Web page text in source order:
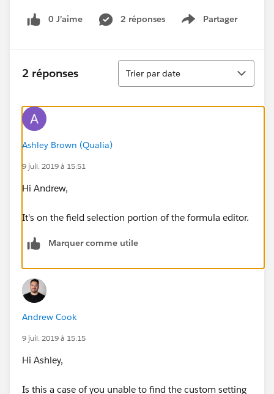
0 J’aime 2 réponses Partager
Show menu
2 réponses
Tri
Trier par date
Ashley Brown (Qualia)
9 juil. 2019 à 15:51
Hi Andrew,
It's on the field selection portion of the formula editor.
Marquer comme utile
Andrew Cook
9 juil. 2019 à 15:15
Hi Ashley,
Is this a case of you unable to find the custom setting